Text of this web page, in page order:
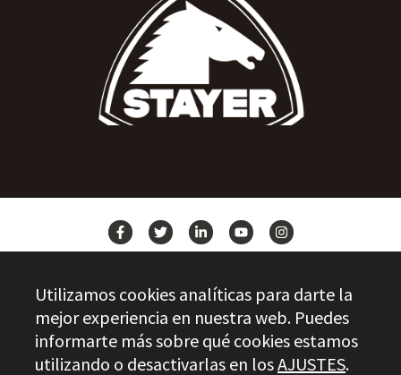
CONTACT
Stayer.es © 2026
Utilizamos cookies analíticas para darte la
mejor experiencia en nuestra web. Puedes
informarte más sobre qué cookies estamos
utilizando o desactivarlas en losAJUSTES.